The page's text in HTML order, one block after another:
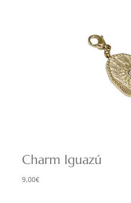
Charm Iguazú
9,00€